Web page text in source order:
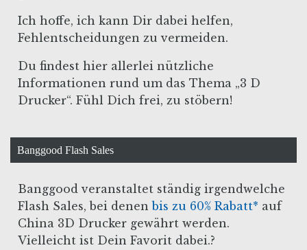
Ich hoffe, ich kann Dir dabei helfen,
Fehlentscheidungen zu vermeiden.
Du findest hier allerlei nützliche
Informationen rund um das Thema „3 D
Drucker“. Fühl Dich frei, zu stöbern!
Banggood Flash Sales
Banggood veranstaltet ständig irgendwelche
Flash Sales, bei denenbis zu 60% Rabatt* auf
China 3D Drucker gewährt werden.
Vielleicht ist Dein Favorit dabei.?